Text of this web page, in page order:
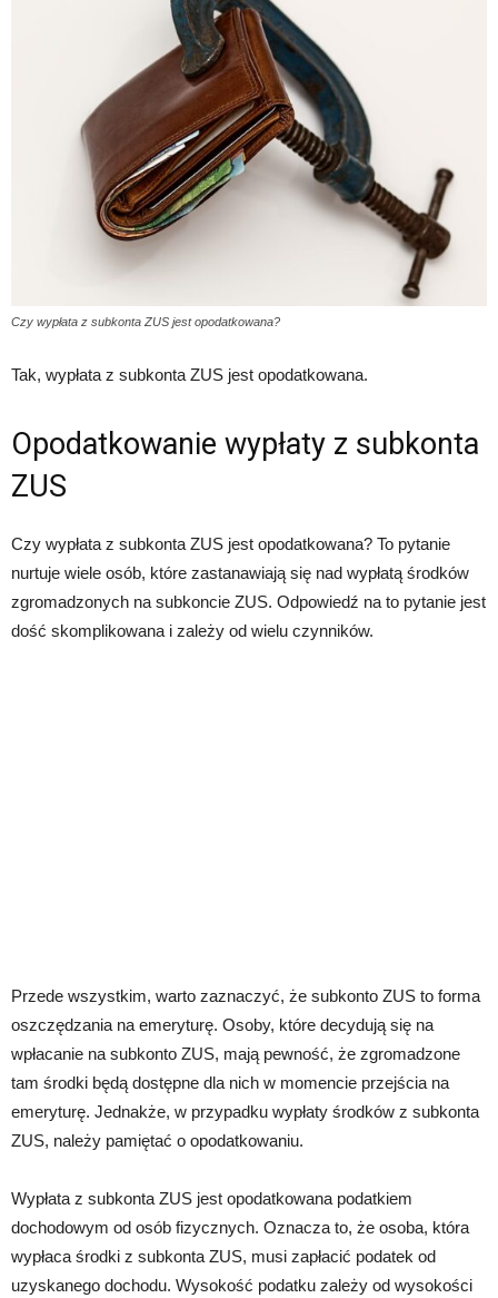
Czy wypłata z subkonta ZUS jest opodatkowana?
Tak, wypłata z subkonta ZUS jest opodatkowana.
Opodatkowanie wypłaty z subkonta
ZUS
Czy wypłata z subkonta ZUS jest opodatkowana? To pytanie
nurtuje wiele osób, które zastanawiają się nad wypłatą środków
zgromadzonych na subkoncie ZUS. Odpowiedź na to pytanie jest
dość skomplikowana i zależy od wielu czynników.
Przede wszystkim, warto zaznaczyć, że subkonto ZUS to forma
oszczędzania na emeryturę. Osoby, które decydują się na
wpłacanie na subkonto ZUS, mają pewność, że zgromadzone
tam środki będą dostępne dla nich w momencie przejścia na
emeryturę. Jednakże, w przypadku wypłaty środków z subkonta
ZUS, należy pamiętać o opodatkowaniu.
Wypłata z subkonta ZUS jest opodatkowana podatkiem
dochodowym od osób fizycznych. Oznacza to, że osoba, która
wypłaca środki z subkonta ZUS, musi zapłacić podatek od
uzyskanego dochodu. Wysokość podatku zależy od wysokości